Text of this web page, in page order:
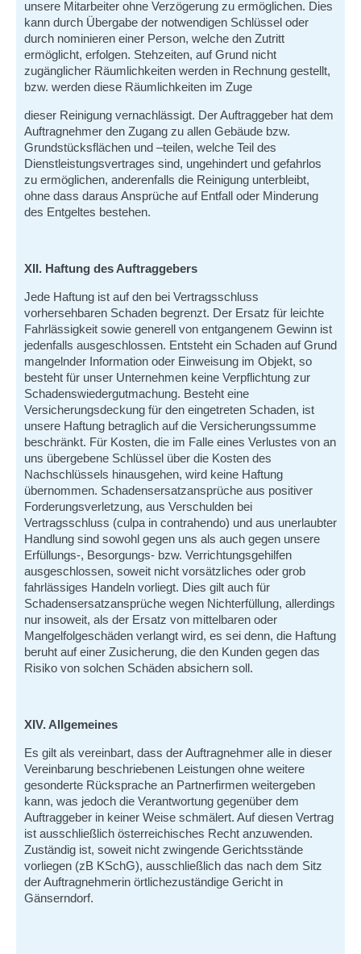
unsere Mitarbeiter ohne Verzögerung zu ermöglichen. Dies
kann durch Übergabe der notwendigen Schlüssel oder
durch nominieren einer Person, welche den Zutritt
ermöglicht, erfolgen. Stehzeiten, auf Grund nicht
zugänglicher Räumlichkeiten werden in Rechnung gestellt,
bzw. werden diese Räumlichkeiten im Zuge
dieser Reinigung vernachlässigt. Der Auftraggeber hat dem
Auftragnehmer den Zugang zu allen Gebäude bzw.
Grundstücksflächen und –teilen, welche Teil des
Dienstleistungsvertrages sind, ungehindert und gefahrlos
zu ermöglichen, anderenfalls die Reinigung unterbleibt,
ohne dass daraus Ansprüche auf Entfall oder Minderung
des Entgeltes bestehen.
XII. Haftung des Auftraggebers
Jede Haftung ist auf den bei Vertragsschluss
vorhersehbaren Schaden begrenzt. Der Ersatz für leichte
Fahrlässigkeit sowie generell von entgangenem Gewinn ist
jedenfalls ausgeschlossen. Entsteht ein Schaden auf Grund
mangelnder Information oder Einweisung im Objekt, so
besteht für unser Unternehmen keine Verpflichtung zur
Schadenswiedergutmachung. Besteht eine
Versicherungsdeckung für den eingetreten Schaden, ist
unsere Haftung betraglich auf die Versicherungssumme
beschränkt. Für Kosten, die im Falle eines Verlustes von an
uns übergebene Schlüssel über die Kosten des
Nachschlüssels hinausgehen, wird keine Haftung
übernommen. Schadensersatzansprüche aus positiver
Forderungsverletzung, aus Verschulden bei
Vertragsschluss (culpa in contrahendo) und aus unerlaubter
Handlung sind sowohl gegen uns als auch gegen unsere
Erfüllungs-, Besorgungs- bzw. Verrichtungsgehilfen
ausgeschlossen, soweit nicht vorsätzliches oder grob
fahrlässiges Handeln vorliegt. Dies gilt auch für
Schadensersatzansprüche wegen Nichterfüllung, allerdings
nur insoweit, als der Ersatz von mittelbaren oder
Mangelfolgeschäden verlangt wird, es sei denn, die Haftung
beruht auf einer Zusicherung, die den Kunden gegen das
Risiko von solchen Schäden absichern soll.
XIV. Allgemeines
Es gilt als vereinbart, dass der Auftragnehmer alle in dieser
Vereinbarung beschriebenen Leistungen ohne weitere
gesonderte Rücksprache an Partnerfirmen weitergeben
kann, was jedoch die Verantwortung gegenüber dem
Auftraggeber in keiner Weise schmälert. Auf diesen Vertrag
ist ausschließlich österreichisches Recht anzuwenden.
Zuständig ist, soweit nicht zwingende Gerichtsstände
vorliegen (zB KSchG), ausschließlich das nach dem Sitz
der Auftragnehmerin örtlichezuständige Gericht in
Gänserndorf.